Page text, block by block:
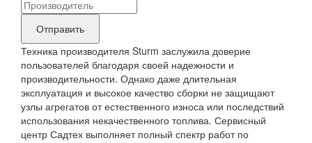
данные
Название
бренда
продукта,
требующего
ремонта
Отправить
Техника производителя Sturm заслужила доверие
пользователей благодаря своей надежности и
производительности. Однако даже длительная
эксплуатация и высокое качество сборки не защищают
узлы агрегатов от естественного износа или последствий
использования некачественного топлива. Сервисный
центр Садтех выполняет полный спектр работ по